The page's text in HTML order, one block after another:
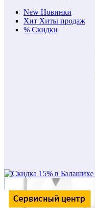
New Новинки
Хит Хиты продаж
% Скидки